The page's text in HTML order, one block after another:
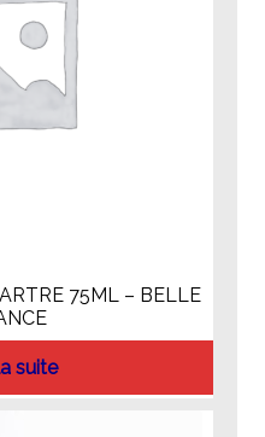
75ML – BELLE
suite